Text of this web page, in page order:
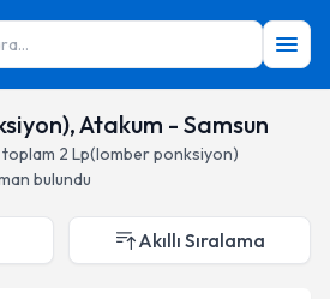
Atakum - Samsun
2 Lp(lomber ponksiyon)
bulundu
Akıllı Sıralama